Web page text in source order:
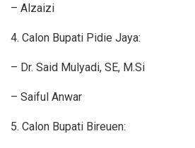
– Alzaizi
4. Calon Bupati Pidie Jaya:
– Dr. Said Mulyadi, SE, M.Si
– Saiful Anwar
5. Calon Bupati Bireuen: